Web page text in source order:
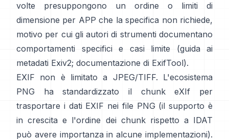
volte presuppongono un ordine o limiti di
dimensione per APP che la specifica non richiede,
motivo per cui gli autori di strumenti documentano
comportamenti specifici e casi limite (guida ai
metadati Exiv2; documentazione di ExifTool).
EXIF non è limitato a JPEG/TIFF. L'ecosistema
PNG ha standardizzato il chunk eXIf per
trasportare i dati EXIF nei file PNG (il supporto è
in crescita e l'ordine dei chunk rispetto a IDAT
può avere importanza in alcune implementazioni).